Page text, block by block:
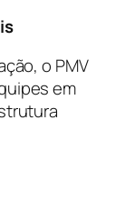
o PMV
em